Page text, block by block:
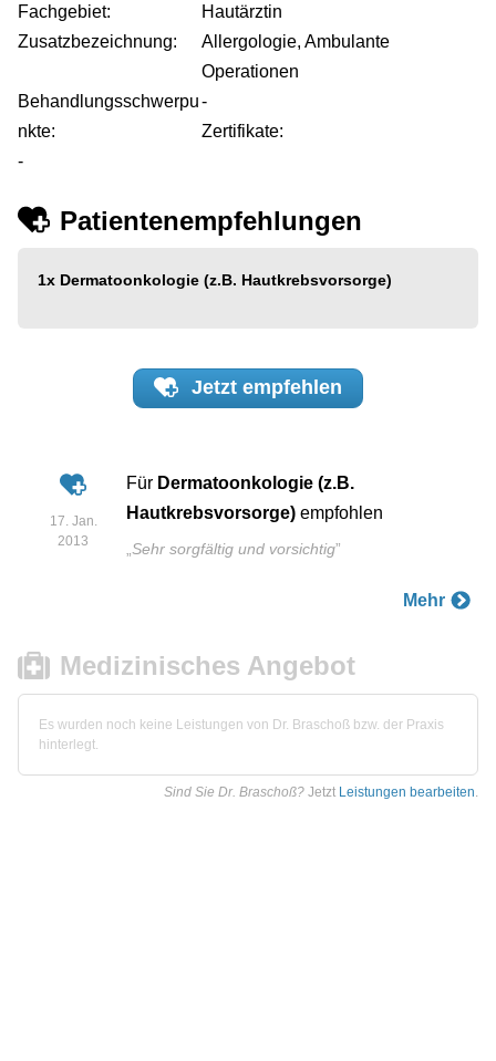
Fachgebiet:
Hautärztin
Zusatzbezeichnung:
Allergologie, Ambulante
Operationen
Behandlungsschwerpu
nkte:
-
Zertifikate:
-
Patientenempfehlungen
1x Dermatoonkologie (z.B. Hautkrebsvorsorge)
Jetzt empfehlen
17. Jan.
2013
Für Dermatoonkologie (z.B.
Hautkrebsvorsorge) empfohlen
„Sehr sorgfältig und vorsichtig”
Mehr
Medizinisches Angebot
Es wurden noch keine Leistungen von Dr. Braschoß bzw. der Praxis
hinterlegt.
Sind Sie Dr. Braschoß? Jetzt Leistungen bearbeiten.